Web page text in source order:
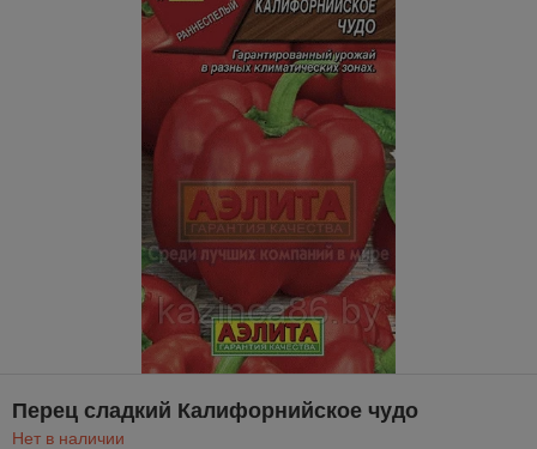
Перец сладкий Калифорнийское чудо
Нет в наличии